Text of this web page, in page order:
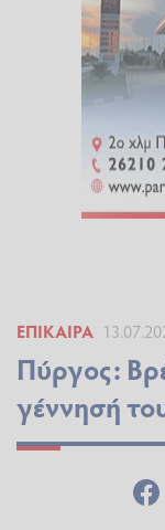
ΕΠΊΚΑΙΡΑ
Πύργος:
γέννησή